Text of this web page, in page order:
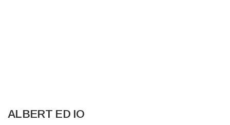
ALBERT ED IO